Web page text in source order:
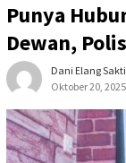
Punya
Dewan,
Dani Elang Sakti
Oktober 20, 2025